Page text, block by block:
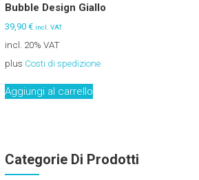
Bubble Design Giallo
39,90 € incl. VAT
incl. 20% VAT
plus Costi di spedizione
Aggiungi al carrello
Categorie Di Prodotti